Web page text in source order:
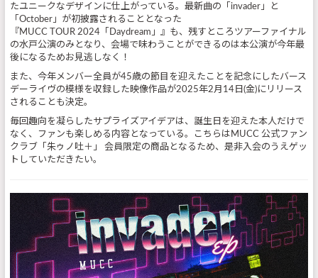
たユニークなデザインに仕上がっている。最新曲の「invader」と
「October」が初披露されることとなった
『MUCC TOUR 2024「Daydream」』も、残すところツアーファイナル
の水戸公演のみとなり、会場で味わうことができるのは本公演が今年最
後になるためお見逃しなく！
また、今年メンバー全員が45歳の節目を迎えたことを記念にしたバース
デーライヴの模様を収録した映像作品が2025年2月14日(金)にリリース
されることも決定。
毎回趣向を凝らしたサプライズアイデアは、誕生日を迎えた本人だけで
なく、ファンも楽しめる内容となっている。こちらはMUCC 公式ファン
クラブ「朱ゥノ吐＋」 会員限定の商品となるため、是非入会のうえゲッ
トしていただきたい。